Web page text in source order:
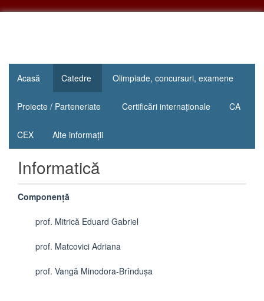
Colegiul
Național
„Mihail
Sadoveanu”
Pașcani
educației
este
inimii!"
Acasă Catedre Olimpiade, concursuri, examene
Proiecte / Parteneriate Certificări internaționale CA
CEX Alte informații
Informatică
Componență
prof. Mitrică Eduard Gabriel
prof. Matcovici Adriana
prof. Vangă Minodora-Brîndușa